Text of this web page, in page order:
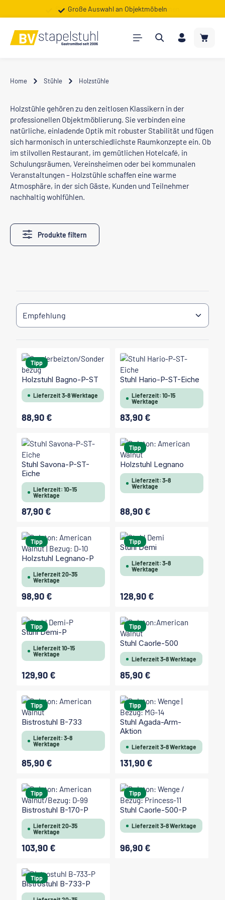
Zum Hauptinhalt springenGroße Auswahl an Objektmöbeln
Shop für Gewerbe, Vereine & Kommunen
Home Stühle Holzstühle
Holzstühle gehören zu den zeitlosen Klassikern in der
professionellen Objektmöblierung. Sie verbinden eine
natürliche, einladende Optik mit robuster Stabilität und fügen
sich harmonisch in unterschiedlichste Raumkonzepte ein. Ob
im stilvollen Restaurant, im gemütlichen Hotelcafé, in
Schulungsräumen, Vereinsheimen oder bei kommunalen
Veranstaltungen – Holzstühle schaffen eine warme
Atmosphäre, in der sich Gäste, Kunden und Teilnehmer
nachhaltig wohlfühlen.
Produkte filtern
Tipp
Holzstuhl Bagno-P-ST
Lieferzeit 3-8 Werktage
Regulärer Preis:
88,90 €
Stuhl Hario-P-ST-Eiche
Lieferzeit: 10-15
Werktage
Regulärer Preis:
83,90 €
Stuhl Savona-P-ST-
Eiche
Lieferzeit: 10-15
Werktage
Regulärer Preis:
87,90 €
Tipp
Holzstuhl Legnano
Lieferzeit: 3-8
Werktage
Regulärer Preis:
88,90 €
Tipp
Holzstuhl Legnano-P
Lieferzeit 20-35
Werktage
Regulärer Preis:
98,90 €
Tipp
Stuhl Demi
Lieferzeit: 3-8
Werktage
Regulärer Preis:
128,90 €
Tipp
Stuhl Demi-P
Lieferzeit 10-15
Werktage
Regulärer Preis:
129,90 €
Tipp
Stuhl Caorle-500
Lieferzeit 3-8 Werktage
Regulärer Preis:
85,90 €
Tipp
Bistrostuhl B-733
Lieferzeit: 3-8
Werktage
Regulärer Preis:
85,90 €
Tipp
Stuhl Agada-Arm-
Aktion
Lieferzeit 3-8 Werktage
Regulärer Preis:
131,90 €
Tipp
Bistrostuhl B-170-P
Lieferzeit 20-35
Werktage
Regulärer Preis:
103,90 €
Tipp
Stuhl Caorle-500-P
Lieferzeit 3-8 Werktage
Regulärer Preis:
96,90 €
Tipp
Bistrostuhl B-733-P